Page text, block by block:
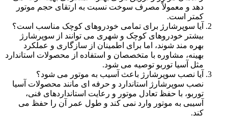
دهد و معمولاً مصرف سوخت نسبت به ارتقای حجم موتور
کمتر است.
آیا سوپرشارژ برای تمامی خودروهای کوچک مناسب است؟
بیشتر خودروهای کوچک و شهری می توانند از سوپرشارژ
بهره مند شوند، اما برای اطمینان از سازگاری و عملکرد
بهینه، مشاوره با متخصصان و استفاده از محصولات استاندارد
مثل آسیا توربو توصیه می شود.
آیا نصب سوپرشارژ باعث آسیب به موتور می شود؟
نصب سوپرشارژ استاندارد و حرفه ای مانند محصولات آسیا
توربو، با حفظ تعادل موتور و رعایت استانداردهای فنی،
آسیبی به موتور وارد نمی کند و طول عمر آن را حفظ می
کند.